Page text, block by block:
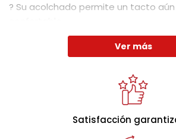
? Su acolchado permite un tacto
Ver más
Satisfacción